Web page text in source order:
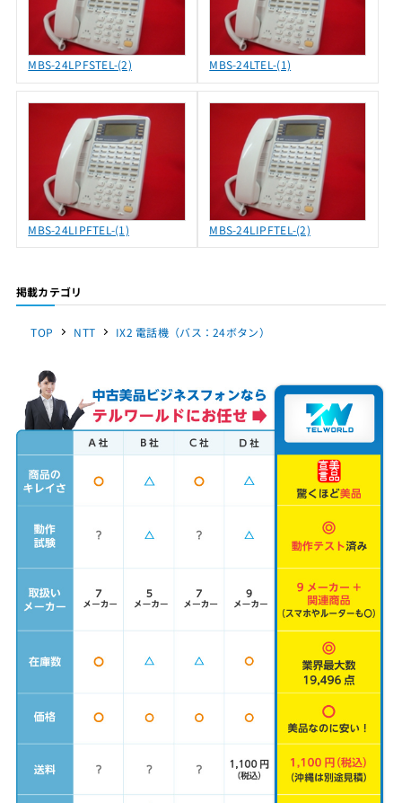
MBS-24LPFSTEL-(2) MBS-24LTEL-(1)
MBS-24LIPFTEL-(1) MBS-24LIPFTEL-(2)
掲載カテゴリ
TOP NTT IX2 電話機（バス：24ボタン）